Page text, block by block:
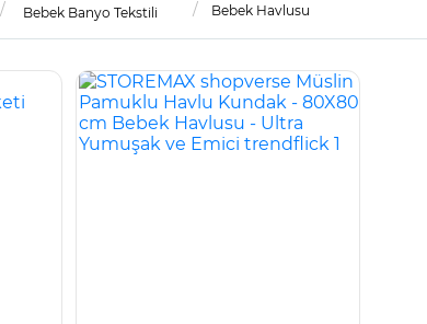
Bebek Banyo Tekstili Bebek Havlusu